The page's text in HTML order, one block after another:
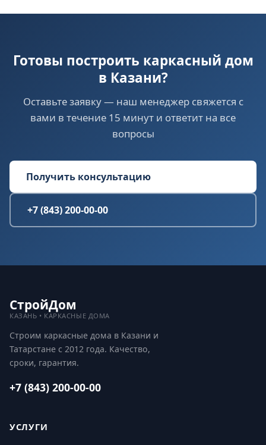
Готовы построить каркасный дом
в Казани?
Оставьте заявку — наш менеджер свяжется с
вами в течение 15 минут и ответит на все
вопросы
Получить консультацию
+7 (843) 200-00-00
СтройДом
КАЗАНЬ • КАРКАСНЫЕ ДОМА
Строим каркасные дома в Казани и
Татарстане с 2012 года. Качество,
сроки, гарантия.
+7 (843) 200-00-00
УСЛУГИ